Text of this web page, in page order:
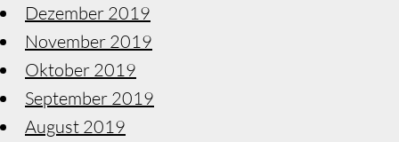
Dezember 2019
November 2019
Oktober 2019
September 2019
August 2019